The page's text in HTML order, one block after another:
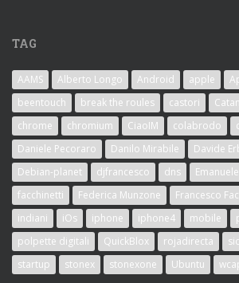
TAG
AAMS Alberto Longo Android apple
beentouch
break the roules castori
chrome
chromium CiaoIM colabrodo
Daniele Pecoraro
Danilo Mirabile Davide
Debian-planet
djfrancesco dns
facchinetti
Federica Munzone Francesco
indiani
iOs iphone iphone4 mobile
polpette digitali
QuickBlox rojadirecta
startup
stonex stonexone Ubuntu